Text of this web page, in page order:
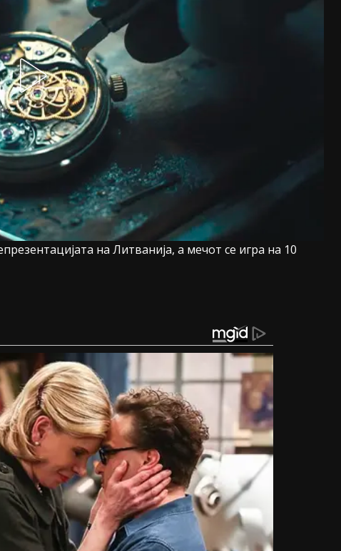
на Литванија, а мечот се игра на 10